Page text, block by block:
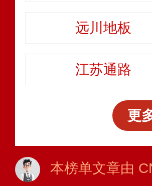
远川地板
江苏通路
更
本榜单文章由